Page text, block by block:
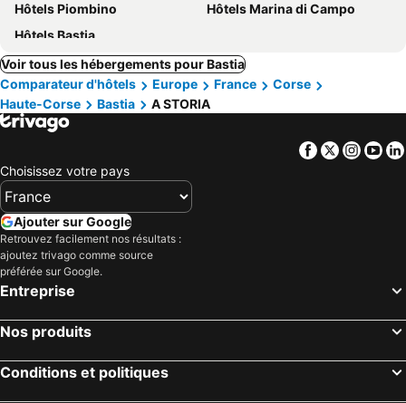
Hôtels Piombino
Hôtels Marina di Campo
Hôtels Bastia
Voir tous les hébergements pour Bastia
Comparateur d'hôtels
Europe France
Corse
Haute-Corse
Bastia A STORIA
Facebook
Twitter
Choisissez votre pays
Ajouter sur Google
Retrouvez facilement nos résultats :
ajoutez trivago comme source
préférée sur Google.
Entreprise
Nos produits
Conditions et politiques